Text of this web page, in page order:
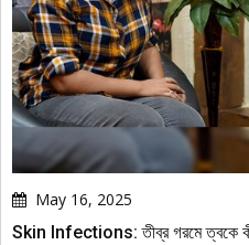
May 16, 2025
Skin Infections: তীব্র গরমে ত্বকে কী